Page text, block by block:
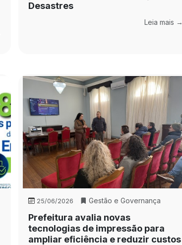
Desastres
Leia mais →
25/06/2026 Gestão e Governança
Prefeitura avalia novas
tecnologias de impressão para
ampliar eficiência e reduzir custos